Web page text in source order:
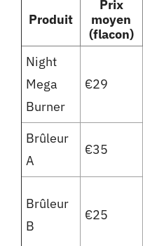
Produit
Prix
moyen
(flacon)
Night
Mega
Burner
€29
Brûleur
A
€35
Brûleur
B
€25